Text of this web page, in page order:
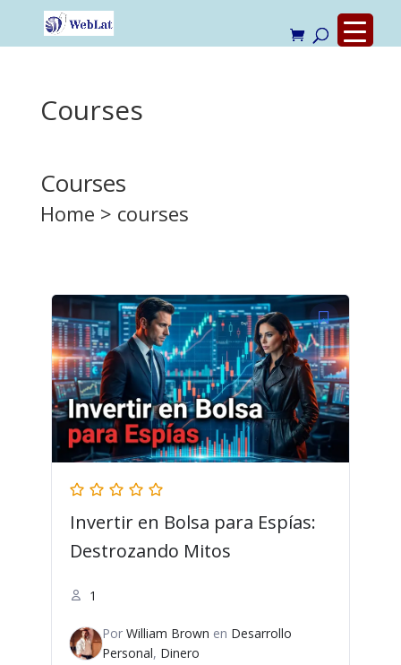
Courses
Courses
Home > courses
Invertir en Bolsa para Espías:
Destrozando Mitos
1
Por William Brown en Desarrollo
Personal, Dinero